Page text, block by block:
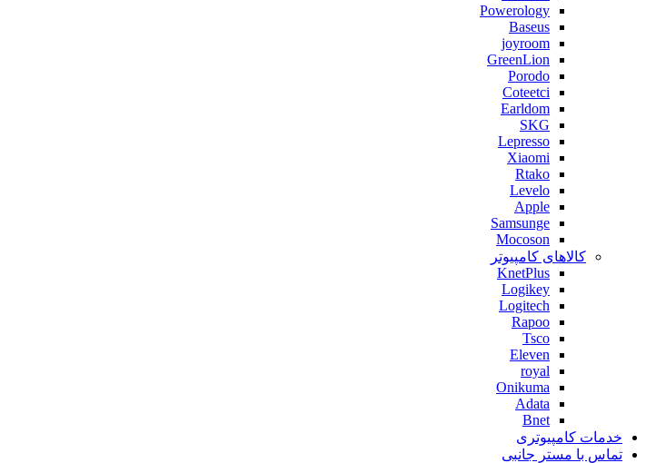
Powerology
Baseus
joyroom
GreenLion
Porodo
Coteetci
Earldom
SKG
Lepresso
Xiaomi
Rtako
Levelo
Apple
Samsunge
Mocoson
کالاهای کامپیوتر
KnetPlus
Logikey
Logitech
Rapoo
Tsco
Eleven
royal
Onikuma
Adata
Bnet
خدمات کامپیوتری
تماس با مستر جانبی